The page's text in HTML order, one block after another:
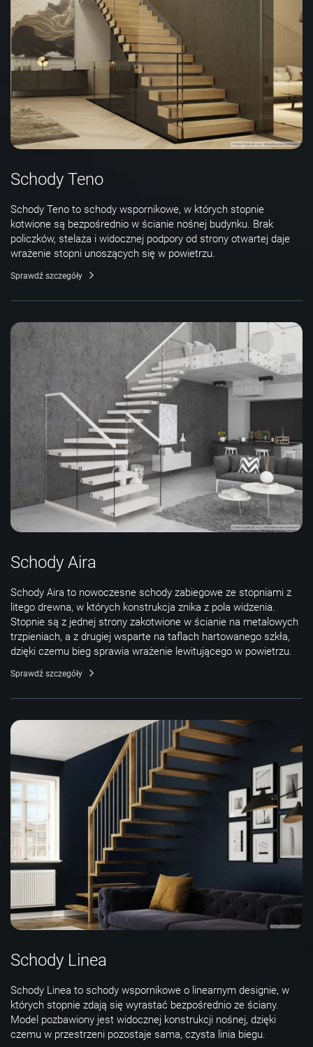
Schody Teno
Schody Teno to schody wspornikowe, w których stopnie
kotwione są bezpośrednio w ścianie nośnej budynku. Brak
policzków, stelaża i widocznej podpory od strony otwartej daje
wrażenie stopni unoszących się w powietrzu.
Sprawdź szczegóły
Schody Aira
Schody Aira to nowoczesne schody zabiegowe ze stopniami z
litego drewna, w których konstrukcja znika z pola widzenia.
Stopnie są z jednej strony zakotwione w ścianie na metalowych
trzpieniach, a z drugiej wsparte na taflach hartowanego szkła,
dzięki czemu bieg sprawia wrażenie lewitującego w powietrzu.
Sprawdź szczegóły
Schody Linea
Schody Linea to schody wspornikowe o linearnym designie, w
których stopnie zdają się wyrastać bezpośrednio ze ściany.
Model pozbawiony jest widocznej konstrukcji nośnej, dzięki
czemu w przestrzeni pozostaje sama, czysta linia biegu.